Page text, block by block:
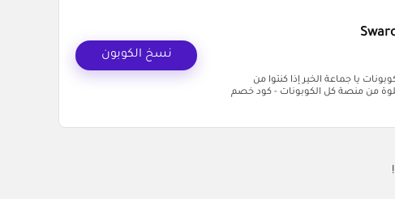
5% مع منصة كل الكوبونات يا جماعة الخير إذا كنتوا من
من منصة كل الكوبونات - كود خصم
نسخ الكوبون